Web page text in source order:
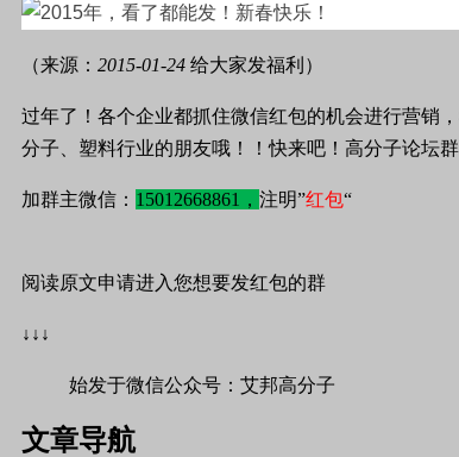
（来源： 2015-01-24 给大家发福利）
过年了！各个企业都抓住微信红包的机会进行营销
分子、塑料行业的朋友哦！！快来吧！高分子论坛
加群主微信： 15012668861， 注明”红包“
阅读原文申请进入您想要发红包的群
↓↓↓
始发于微信公众号：艾邦高分子
文章导航